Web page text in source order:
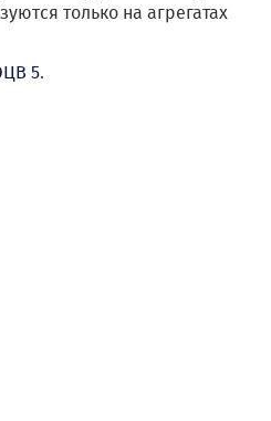
только на агрегатах
5.